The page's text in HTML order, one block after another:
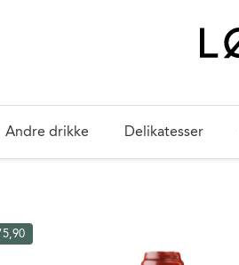
Andre drikke Delikatesser